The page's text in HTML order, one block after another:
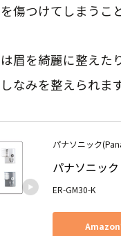
傷つけてしまうこ
眉を綺麗に整えた
なみを整えられま
パナソニック
パナソニッ
ER-GM30-K
Amazon